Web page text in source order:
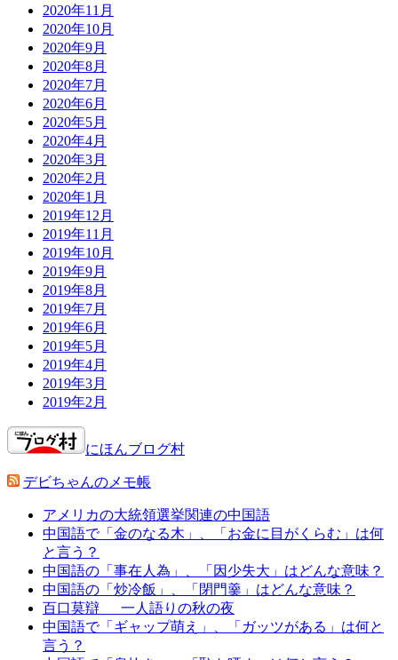
2020年11月
2020年10月
2020年9月
2020年8月
2020年7月
2020年6月
2020年5月
2020年4月
2020年3月
2020年2月
2020年1月
2019年12月
2019年11月
2019年10月
2019年9月
2019年8月
2019年7月
2019年6月
2019年5月
2019年4月
2019年3月
2019年2月
にほんブログ村
デビちゃんのメモ帳
アメリカの大統領選挙関連の中国語
中国語で「金のなる木」、「お金に目がくらむ」は何
と言う？
中国語の「事在人為」、「因少失大」はどんな意味？
中国語の「炒冷飯」、「閉門羹」はどんな意味？
百口莫辯 一人語りの秋の夜
中国語で「ギャップ萌え」、「ガッツがある」は何と
言う？